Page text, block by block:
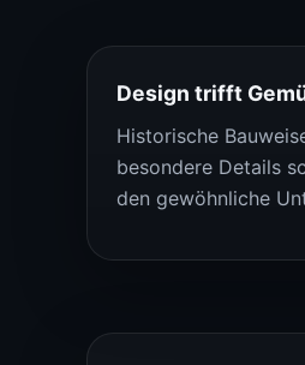
Design trifft
Historische
besondere Details
den gewöhnliche